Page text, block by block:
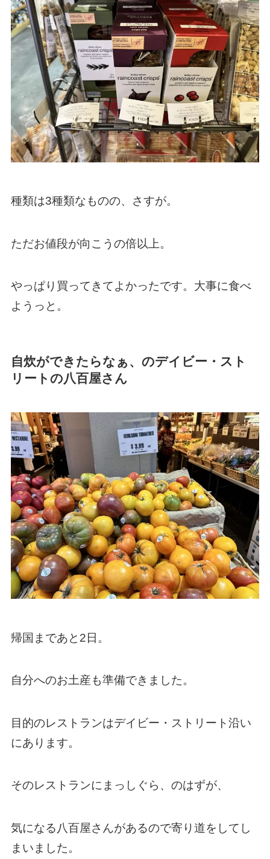
種類は3種類なものの、さすが。
ただお値段が向こうの倍以上。
やっぱり買ってきてよかったです。大事に食べ
ようっと。
自炊ができたらなぁ、のデイビー・スト
リートの八百屋さん
帰国まであと2日。
自分へのお土産も準備できました。
目的のレストランはデイビー・ストリート沿い
にあります。
そのレストランにまっしぐら、のはずが、
気になる八百屋さんがあるので寄り道をしてし
まいました。